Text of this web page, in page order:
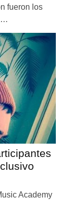
fueron los
Academy